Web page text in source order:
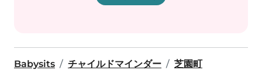
Babysits チャイルドマインダー 芝園町